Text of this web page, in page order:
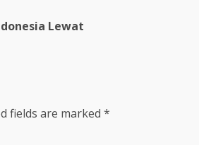
Lewat
fields are marked *